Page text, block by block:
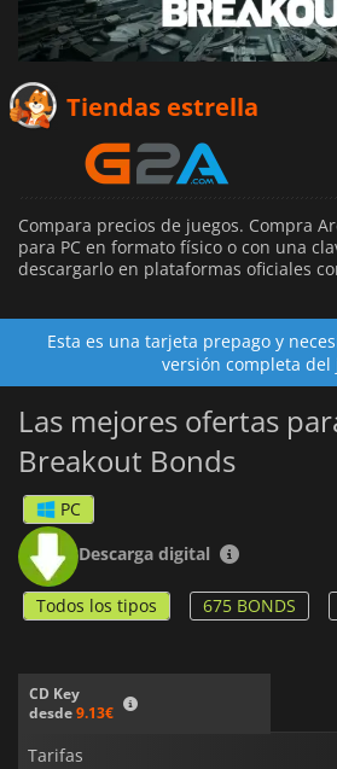
Tiendas estrella
Compara precios de juegos. Compra
para PC en formato físico o con una
descargarlo en plataformas oficiales
Esta es una tarjeta prepago y
versión completa del
Las mejores ofertas
Breakout Bonds
PC
Descarga digital
Todos los tipos 675 BONDS
CD Key
desde9.13€
Tarifas